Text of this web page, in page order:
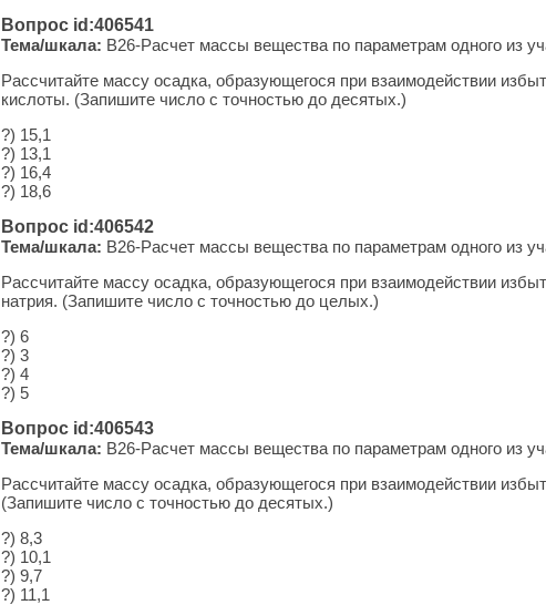
Вопрос id:406541
Тема/шкала: B26-Рас­чет массы ве­ще­ства по па­ра­мет­рам одного из
Рассчитайте массу осадка, образующегося при взаимодействии
кислоты. (Запишите число с точностью до десятых.)
?) 15,1
?) 13,1
?) 16,4
?) 18,6
Вопрос id:406542
Тема/шкала: B26-Рас­чет массы ве­ще­ства по па­ра­мет­рам одного из
Рассчитайте массу осадка, образующегося при взаимодействии
натрия. (Запишите число с точностью до целых.)
?) 6
?) 3
?) 4
?) 5
Вопрос id:406543
Тема/шкала: B26-Рас­чет массы ве­ще­ства по па­ра­мет­рам одного из
Рассчитайте массу осадка, образующегося при взаимодействии
(Запишите число с точностью до десятых.)
?) 8,3
?) 10,1
?) 9,7
?) 11,1